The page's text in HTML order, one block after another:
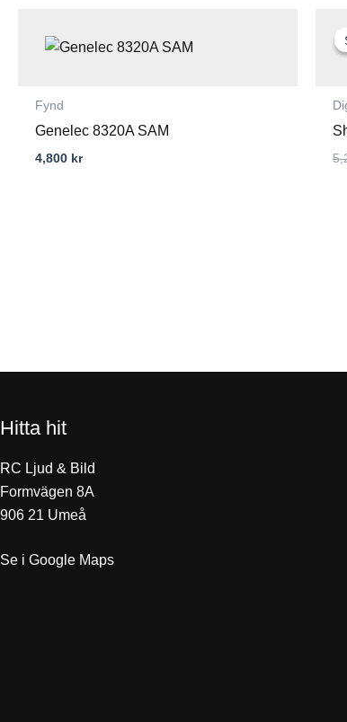
Fynd
Genelec 8320A SAM
4,800 kr
Hitta hit
RC Ljud & Bild
Formvägen 8A
906 21 Umeå
Se i Google Maps